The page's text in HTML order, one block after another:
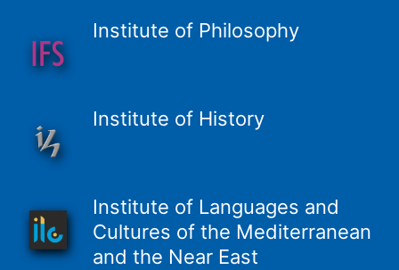
Institute of Philosophy
Institute of History
Institute of Languages and
Cultures of the Mediterranean
and the Near East